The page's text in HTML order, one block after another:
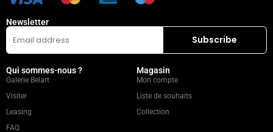
Newsletter
Qui sommes-nous ?
Galerie Belart
Visiter
Leasing
FAQ
Magasin
Mon compte
Liste de souhaits
Collection